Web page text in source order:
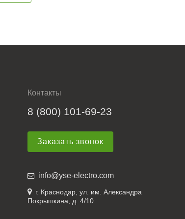
Контакты
8 (800) 101-69-23
Заказать звонок
info@yse-electro.com
г. Краснодар, ул. им. Александра
Покрышкина, д. 4/10